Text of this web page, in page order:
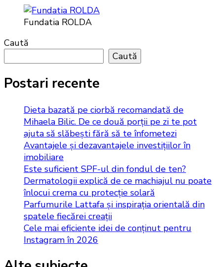
Fundatia ROLDA
Caută
Caută
Postari recente
Dieta bazată pe ciorbă recomandată de
Mihaela Bilic. De ce două porții pe zi te pot
ajuta să slăbești fără să te înfometezi
Avantajele și dezavantajele investițiilor în
imobiliare
Este suficient SPF-ul din fondul de ten?
Dermatologii explică de ce machiajul nu poate
înlocui crema cu protecție solară
Parfumurile Lattafa și inspirația orientală din
spatele fiecărei creații
Cele mai eficiente idei de conținut pentru
Instagram în 2026